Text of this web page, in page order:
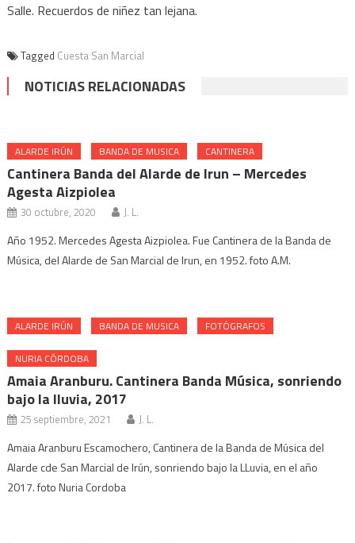
Salle. Recuerdos de niñez tan lejana.
Tagged Cuesta San Marcial
NOTICIAS RELACIONADAS
ALARDE IRÚN BANDA DE MUSICA CANTINERA
Cantinera Banda del Alarde de Irun – Mercedes
Agesta Aizpiolea
30 octubre, 2020 J. L.
Año 1952. Mercedes Agesta Aizpiolea. Fue Cantinera de la Banda de
Música, del Alarde de San Marcial de Irun, en 1952. foto A.M.
ALARDE IRÚN BANDA DE MUSICA FOTÓGRAFOS
NURIA CÓRDOBA
Amaia Aranburu. Cantinera Banda Música, sonriendo
bajo la lluvia, 2017
25 septiembre, 2021 J. L.
Amaia Aranburu Escamochero, Cantinera de la Banda de Música del
Alarde cde San Marcial de Irún, sonriendo bajo la LLuvia, en el año
2017. foto Nuria Cordoba